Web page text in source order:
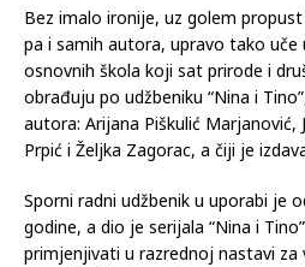
Bez imalo ironije, uz golem
pa i samih autora, upravo tako uče
osnovnih škola koji sat prirode i
obrađuju po udžbeniku “Nina i
autora: Arijana Piškulić Marjanović,
Prpić i Željka Zagorac, a čiji je
Sporni radni udžbenik u uporabi je
godine, a dio je serijala “Nina i
primjenjivati u razrednoj nastavi za